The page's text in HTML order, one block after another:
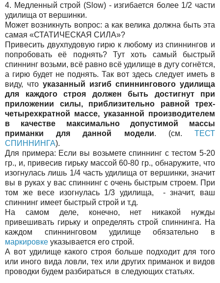
4. Медленный строй (Slow) - изгибается более 1/2 части
удилища от вершинки.
Может возникнуть вопрос: а как велика должна быть эта
самая «СТАТИЧЕСКАЯ СИЛА»?
Привесить двухпудовую гирю к любому из спиннингов и
попробовать её поднять? Тут хоть самый быстрый
спиннинг возьми, всё равно всё удилище в дугу согнётся,
а гирю будет не поднять. Так вот здесь следует иметь в
виду, что указанный изгиб спиннингового удилища
для каждого строя должен быть достигнут при
приложении силы, приблизительно равной трех-
четырехкратной массе, указанной производителем
в качестве максимально допустимой массы
приманки для данной модели. (см.ТЕСТ
СПИННИНГА).
Для примера: Если вы возьмете спиннинг с тестом 5-20
гр., и, привесив гирьку массой 60-80 гр., обнаружите, что
изогнулась лишь 1/4 часть удилища от вершинки, значит
вы в руках у вас спиннинг с очень быстрым строем. При
том же весе изогнулась 1/3 удилища, - значит, ваш
спиннинг имеет быстрый строй и т.д.
На самом деле, конечно, нет никакой нужды
привешивать гирьку и определять строй спиннинга. На
каждом спиннинговом удилище обязательно в
маркировке указывается его строй.
А вот удилище какого строя больше подходит для того
или иного вида ловли, тех или других приманок и видов
проводки будем разбираться в следующих статьях.